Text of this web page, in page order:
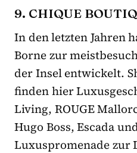
9. CHIQUE
In den letzten Jahren
Borne zur
der Insel entwickelt.
finden hier
Living, ROUGE
Hugo Boss, Escada
Luxuspromenade zur